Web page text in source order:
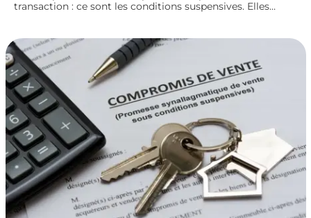
transaction : ce sont les conditions suspensives. Elles
parties jusqu’à la réalisation du projet immobilier. Nous
faisons le point sur leur fonctionnement et leur rôle dans
le bon déroulement d’une transaction immobilière.